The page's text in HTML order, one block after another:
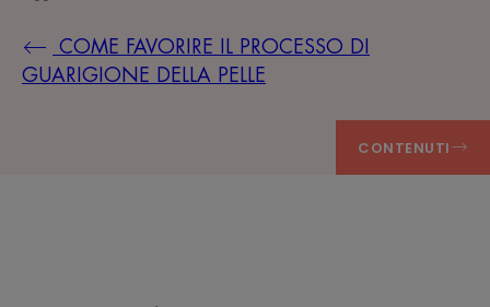
COME FAVORIRE IL PROCESSO DI
GUARIGIONE DELLA PELLE
CONTENUTI